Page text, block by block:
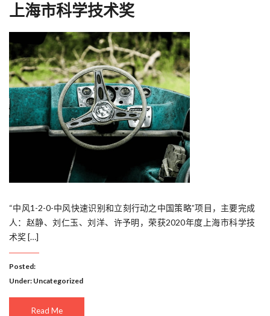
上海市科学技术奖
“中风1-2-0-中风快速识别和立刻行动之中国策略”项目，主要完成
人：赵静、刘仁玉、刘洋、许予明，荣获2020年度上海市科学技
术奖 […]
Posted:
Under: Uncategorized
Read Me